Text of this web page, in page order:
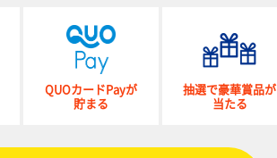
QUOカードPayが
貯まる
抽選で豪華賞品が
当たる